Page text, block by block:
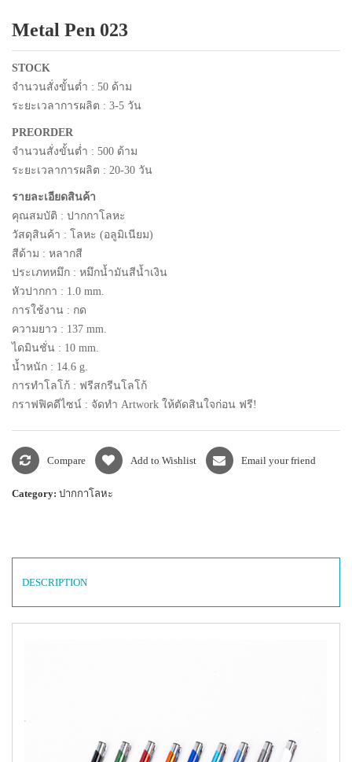
แพคเกจปากกา
Metal Pen 023
STOCK
จำนวนสั่งขั้นต่ำ : 50 ด้าม
ระยะเวลาการผลิต : 3-5 วัน
PREORDER
จำนวนสั่งขั้นต่ำ : 500 ด้าม
ระยะเวลาการผลิต : 20-30 วัน
รายละเอียดสินค้า
คุณสมบัติ : ปากกาโลหะ
วัสดุสินค้า : โลหะ (อลูมิเนียม)
สีด้าม : หลากสี
ประเภทหมึก : หมึกน้ำมันสีน้ำเงิน
หัวปากกา : 1.0 mm.
การใช้งาน : กด
ความยาว : 137 mm.
ไดมินชั่น : 10 mm.
น้ำหนัก : 14.6 g.
การทำโลโก้ : ฟรีสกรีนโลโก้
กราฟฟิคดีไซน์ : จัดทำ Artwork ให้ตัดสินใจก่อน ฟรี!
Compare Add to Wishlist Email your friend
Category: ปากกาโลหะ
DESCRIPTION